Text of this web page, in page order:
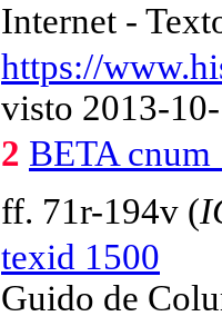
Internet -
https://
visto 2013-
2 BETA cnum
ff. 71r-194v (
texid 1500
Guido de